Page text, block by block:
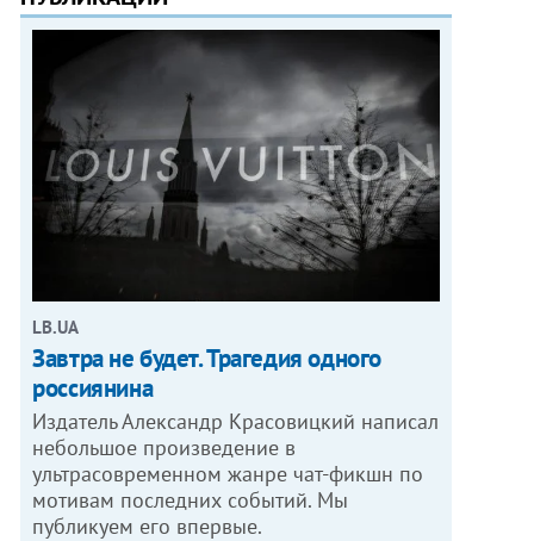
LB.UA
Завтра не будет. Трагедия одного
россиянина
Издатель Александр Красовицкий написал
небольшое произведение в
ультрасовременном жанре чат-фикшн по
мотивам последних событий. Мы
публикуем его впервые.